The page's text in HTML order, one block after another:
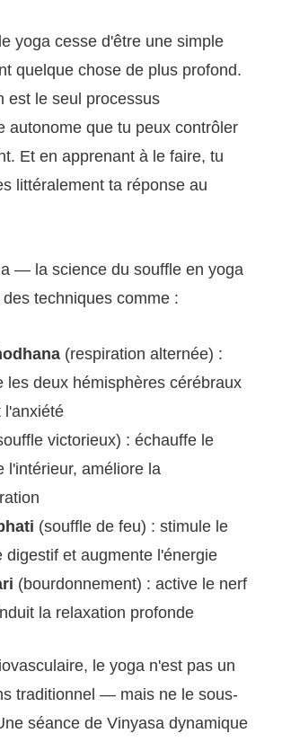
yoga cesse d'être une simple
quelque chose de plus profond.
est le seul processus
autonome que tu peux contrôler
Et en apprenant à le faire, tu
littéralement ta réponse au
— la science du souffle en yoga
techniques comme :
(respiration alternée) :
les deux hémisphères cérébraux
l'anxiété
victorieux) : échauffe le
l'intérieur, améliore la
(souffle de feu) : stimule le
digestif et augmente l'énergie
(bourdonnement) : active le nerf
la relaxation profonde
le yoga n'est pas un
traditionnel — mais ne le sous-
séance de Vinyasa dynamique